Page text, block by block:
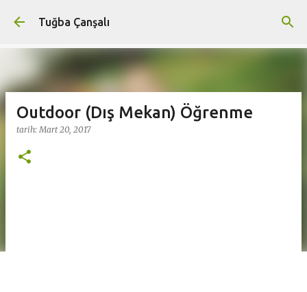
Tuğba Çanşalı
Outdoor (Dış Mekan) Öğrenme
tarih:Mart 20, 2017